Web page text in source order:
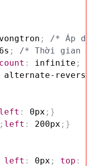
;
/* Áp
;
/* Thời gian
: infinite ;
alternate-reverse
left : 0px ; }
left : 200px ; }
left : 0px ; top :